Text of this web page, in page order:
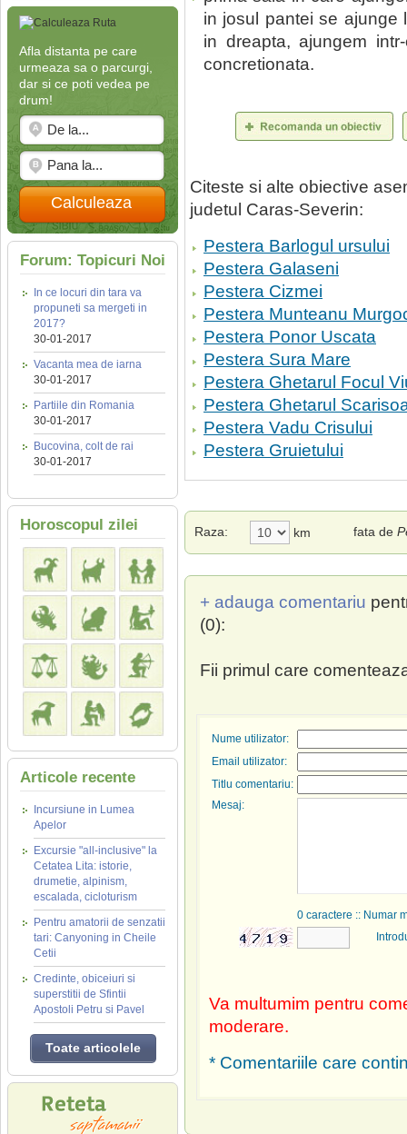
Afla distanta pe care
urmeaza sa o parcurgi,
dar si ce poti vedea pe
drum!
Calculeaza
Forum: Topicuri Noi
In ce locuri din tara va
propuneti sa mergeti in
2017?
30-01-2017
Vacanta mea de iarna
30-01-2017
Partiile din Romania
30-01-2017
Bucovina, colt de rai
30-01-2017
Horoscopul zilei
Articole recente
Incursiune in Lumea
Apelor
Excursie "all-inclusive" la
Cetatea Lita: istorie,
drumetie, alpinism,
escalada, cicloturism
Pentru amatorii de senzatii
tari: Canyoning in Cheile
Cetii
Credinte, obiceiuri si
superstitii de Sfintii
Apostoli Petru si Pavel
Toate articolele
in josul pantei se ajunge
in dreapta, ajungem
concretionata.
Citeste si alte obiective
judetul Caras-Severin:
Pestera Barlogul ursului
Pestera Galaseni
Pestera Cizmei
Pestera Munteanu
Pestera Ponor Uscata
Pestera Sura Mare
Pestera Ghetarul Focul
Pestera Ghetarul
Pestera Vadu Crisului
Pestera Gruietului
Raza: km fata de
+ adauga comentariu
(0):
Fii primul care
Nume utilizator:
Email utilizator:
Titlu comentariu:
Mesaj:
0 caractere :: Numar
Va multumim pentru
moderare.
* Comentariile care